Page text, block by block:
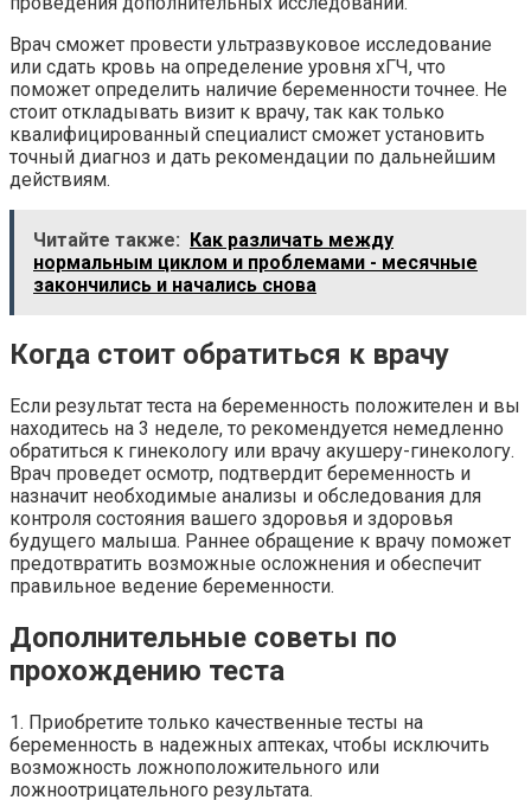
Врач сможет провести ультразвуковое исследование
или сдать кровь на определение уровня хГЧ, что
поможет определить наличие беременности точнее. Не
стоит откладывать визит к врачу, так как только
квалифицированный специалист сможет установить
точный диагноз и дать рекомендации по дальнейшим
действиям.
Читайте также: Как различать между
нормальным циклом и проблемами - месячные
закончились и начались снова
Когда стоит обратиться к врачу
Если результат теста на беременность положителен и вы
находитесь на 3 неделе, то рекомендуется немедленно
обратиться к гинекологу или врачу акушеру-гинекологу.
Врач проведет осмотр, подтвердит беременность и
назначит необходимые анализы и обследования для
контроля состояния вашего здоровья и здоровья
будущего малыша. Раннее обращение к врачу поможет
предотвратить возможные осложнения и обеспечит
правильное ведение беременности.
Дополнительные советы по
прохождению теста
1. Приобретите только качественные тесты на
беременность в надежных аптеках, чтобы исключить
возможность ложноположительного или
ложноотрицательного результата.